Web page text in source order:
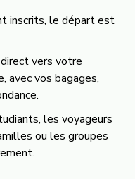
inscrits, le départ est
vers votre
avec vos bagages,
les voyageurs
ou les groupes